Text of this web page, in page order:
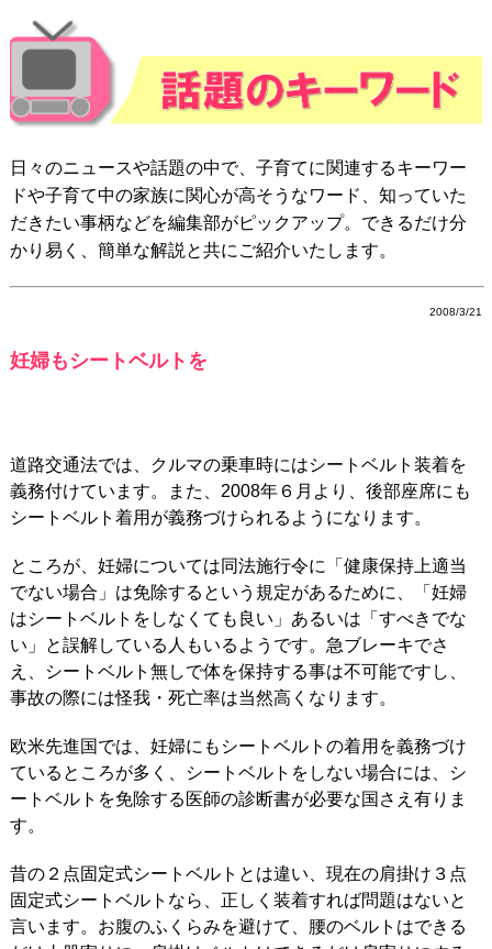
日々のニュースや話題の中で、子育てに関連するキーワー
ドや子育て中の家族に関心が高そうなワード、知っていた
だきたい事柄などを編集部がピックアップ。できるだけ分
かり易く、簡単な解説と共にご紹介いたします。
2008/3/21
妊婦もシートベルトを
道路交通法では、クルマの乗車時にはシートベルト装着を
義務付けています。また、2008年６月より、後部座席にも
シートベルト着用が義務づけられるようになります。
ところが、妊婦については同法施行令に「健康保持上適当
でない場合」は免除するという規定があるために、「妊婦
はシートベルトをしなくても良い」あるいは「すべきでな
い」と誤解している人もいるようです。急ブレーキでさ
え、シートベルト無しで体を保持する事は不可能ですし、
事故の際には怪我・死亡率は当然高くなります。
欧米先進国では、妊婦にもシートベルトの着用を義務づけ
ているところが多く、シートベルトをしない場合には、シ
ートベルトを免除する医師の診断書が必要な国さえ有りま
す。
昔の２点固定式シートベルトとは違い、現在の肩掛け３点
固定式シートベルトなら、正しく装着すれば問題はないと
言います。お腹のふくらみを避けて、腰のベルトはできる